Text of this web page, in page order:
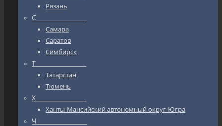
Рязань
С_________________
Самара
Саратов
Симбирск
Т_________________
Татарстан
Тюмень
Х_________________
Ханты-Мансийский автономный округ-Югра
Ч_________________